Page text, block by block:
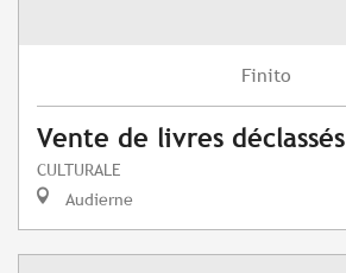
Finito
Vente de livres déclassés
CULTURALE
Audierne